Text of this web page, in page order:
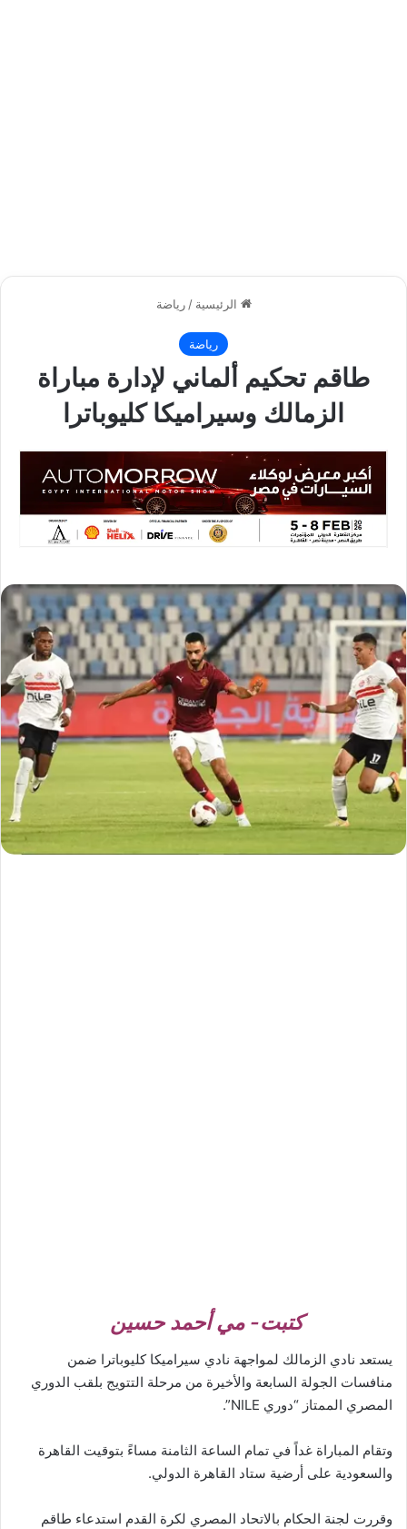
الرئيسية / رياضة
رياضة
طاقم تحكيم ألماني لإدارة مباراة
الزمالك وسيراميكا كليوباترا
كتبت- مي أحمد حسين
يستعد نادي الزمالك لمواجهة نادي سيراميكا كليوباترا ضمن
منافسات الجولة السابعة والأخيرة من مرحلة التتويج بلقب الدوري
المصري الممتاز “دوري NILE”.
وتقام المباراة غداً في تمام الساعة الثامنة مساءً بتوقيت القاهرة
والسعودية على أرضية ستاد القاهرة الدولي.
وقررت لجنة الحكام بالاتحاد المصري لكرة القدم استدعاء طاقم